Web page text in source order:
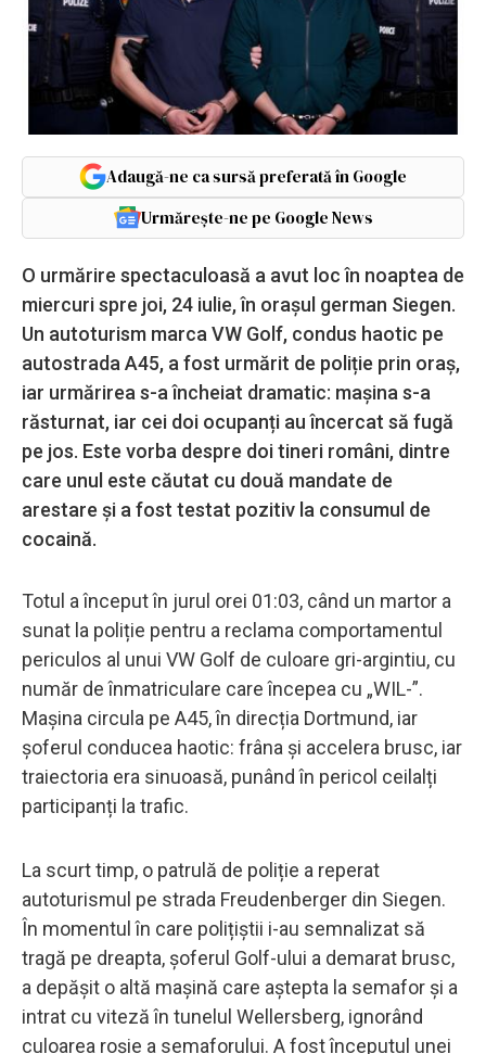
Adaugă-ne ca sursă preferată în Google
Urmărește-ne pe Google News
O urmărire spectaculoasă a avut loc în noaptea de
miercuri spre joi, 24 iulie, în orașul german Siegen.
Un autoturism marca VW Golf, condus haotic pe
autostrada A45, a fost urmărit de poliție prin oraș,
iar urmărirea s-a încheiat dramatic: mașina s-a
răsturnat, iar cei doi ocupanți au încercat să fugă
pe jos. Este vorba despre doi tineri români, dintre
care unul este căutat cu două mandate de
arestare și a fost testat pozitiv la consumul de
cocaină.
Totul a început în jurul orei 01:03, când un martor a
sunat la poliție pentru a reclama comportamentul
periculos al unui VW Golf de culoare gri-argintiu, cu
număr de înmatriculare care începea cu „WIL-”.
Mașina circula pe A45, în direcția Dortmund, iar
șoferul conducea haotic: frâna și accelera brusc, iar
traiectoria era sinuoasă, punând în pericol ceilalți
participanți la trafic.
La scurt timp, o patrulă de poliție a reperat
autoturismul pe strada Freudenberger din Siegen.
În momentul în care polițiștii i-au semnalizat să
tragă pe dreapta, șoferul Golf-ului a demarat brusc,
a depășit o altă mașină care aștepta la semafor și a
intrat cu viteză în tunelul Wellersberg, ignorând
culoarea roșie a semaforului. A fost începutul unei